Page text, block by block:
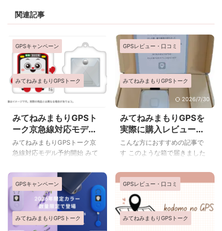
関連記事
GPSキャンペーン
みてねみまもりGPSトーク
みてねみまもりGPSト
ーク京急線対応モデル
登場＊新着で「けいき
ゅん®型みてねみまもり
ス」プレゼント
みてねみまもりGPSトーク京
急線対応モデル予約開始 みて
急線対応モデルが登場しまし
た。 2025年7月31日まで本体
価格が15％OFFになるキャン
ペーン中です。 泉岳寺駅を除
く72駅の京急線全駅で、駅改
札通過通知サービスが使える
GPSレビュー・口コミ
みてねみまもりGPSトーク
2026/7/30
みてねみまもりGPSを
実際に購入レビュー｜
通知スポット登録が神
だった話と気になった
こんな方におすすめの記事で
す このような箱で届きました
検討していて、実際の使用感
が気になる方 他社GPSとの違
い、特に「通知スポットの設
定のしやすさ」を知りたい方
良い口コミだけでなく、正直
な気になる点も知った上で選
GPSキャンペーン
みてねみまもりGPSトーク
GPSレビュー・口コミ
みてねみまもりGPSトーク